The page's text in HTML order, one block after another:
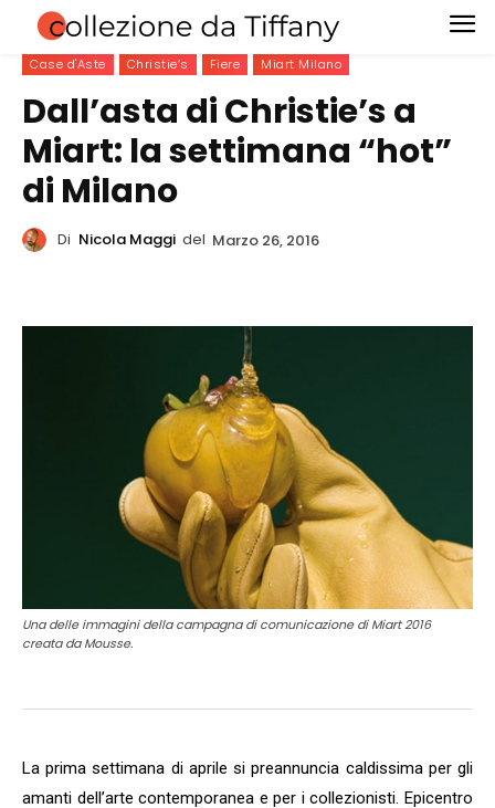
Case d'Aste Christie’s Fiere Miart Milano
Dall’asta di Christie’s a
Miart: la settimana “hot”
di Milano
Di Nicola Maggi del Marzo 26, 2016
Una delle immagini della campagna di comunicazione di Miart 2016
creata da Mousse.
La prima settimana di aprile si preannuncia caldissima per gli
amanti dell’arte contemporanea e per i collezionisti. Epicentro